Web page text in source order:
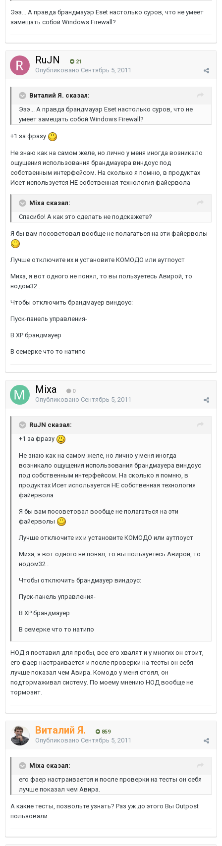
Эээ... А правда брандмауэр Eset настолько суров, что не умеет
замещать собой Windows Firewall?
RuJN 21
Опубликовано Сентябрь 5, 2011
Виталий Я. сказал:
Эээ... А правда брандмауэр Eset настолько суров, что не
умеет замещать собой Windows Firewall?
+1 за фразу
Не знаю как на самом желе, но лично у меня иногда возникало
ощущения использования брандмауера виндоус под
собственным интерфейсом. На сколько я помню, в продуктах
Исет используется НЕ собственная технология файервола
Mixa сказал:
Спасибо! А как это сделать не подскажете?
Я бы вам посоветовал вообще не полагаться на эти файерволы
Лучше отключите их и установите КОМОДО или аутпоуст
Миха, я вот одного не понял, то вы пользуетесь Авирой, то
нодом32 .
Чтобы отключить брандмауер виндоус:
Пуск-панель управления-
В ХР брандмауер
В семерке что то натипо
Mixa 0
Опубликовано Сентябрь 5, 2011
RuJN сказал:
+1 за фразу
Не знаю как на самом желе, но лично у меня иногда
возникало ощущения использования брандмауера виндоус
под собственным интерфейсом. На сколько я помню, в
продуктах Исет используется НЕ собственная технология
файервола
Я бы вам посоветовал вообще не полагаться на эти
файерволы
Лучше отключите их и установите КОМОДО или аутпоуст
Миха, я вот одного не понял, то вы пользуетесь Авирой, то
нодом32 .
Чтобы отключить брандмауер виндоус:
Пуск-панель управления-
В ХР брандмауер
В семерке что то натипо
НОД я поставил для пробы, все его хвалят и у многих он стоит,
его фаер настраивается и после проверки на тесты он себя
лучше показал чем Авира. Комодо у меня стоял, он
подтормаживал систему. По моему мнению НОД вообще не
тормозит.
Виталий Я. 859
Опубликовано Сентябрь 5, 2011
Mixa сказал:
его фаер настраивается и после проверки на тесты он себя
лучше показал чем Авира.
А какие тесты, позвольте узнать? Раз уж до этого Вы Outpost
пользовали.